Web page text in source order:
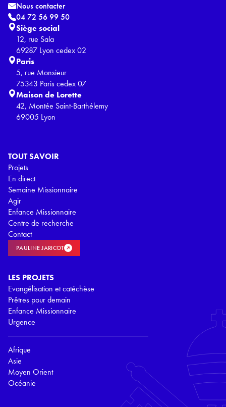
TOUT SAVOIR
Projets
En direct
Semaine Missionnaire
Agir
Enfance Missionnaire
Centre de recherche
Contact
PAULINE JARICOT
LES PROJETS
Evangélisation et catéchèse
Prêtres pour demain
Enfance Missionnaire
Urgence
Afrique
Asie
Moyen Orient
Océanie
Nous contacter
04 72 56 99 50
Siège social
12, rue Sala
69287 Lyon cedex 02
Paris
5, rue Monsieur
75343 Paris cedex 07
Maison de Lorette
42, Montée Saint-Barthélemy
69005 Lyon